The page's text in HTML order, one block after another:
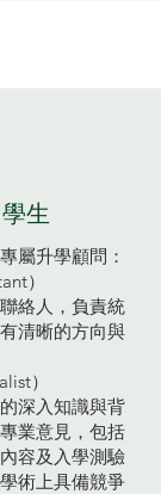
生
屬升學顧問：
）
絡人，負責統
清晰的方向與
）
深入知識與背
業意見，包括
容及入學測驗
術上具備競爭